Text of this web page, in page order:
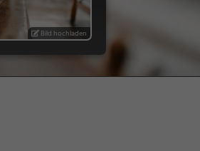
Bild hochladen